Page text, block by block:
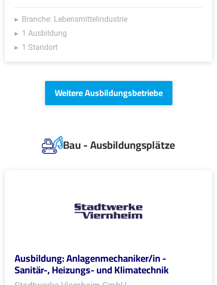
Branche: Lebensmittelindustrie
1 Ausbildung
1 Standort
Weitere Ausbildungsbetriebe
Bau - Ausbildungsplätze
Ausbildung: Anlagenmechaniker/in -
Sanitär-, Heizungs- und Klimatechnik